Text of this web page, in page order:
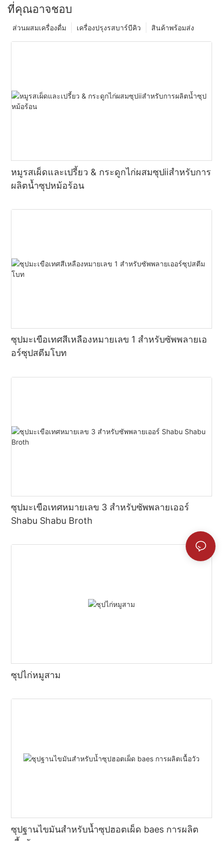
ที่คุณอาจชอบ
สินค้าพร้อมส่ง
เครื่องปรุงรสบาร์บีคิว
ส่วนผสมเครื่องดื่ม
หมูรสเผ็ดและเปรี้ยว & กระดูกไก่ผสมซุปⅱสำหรับการ
ผลิตน้ำซุปหม้อร้อน
ซุปมะเขือเทศสีเหลืองหมายเลข 1 สำหรับซัพพลายเอ
อร์ซุปสตีมโบท
ซุปมะเขือเทศหมายเลข 3 สำหรับซัพพลายเออร์
Shabu Shabu Broth
ซุปไก่หมูสาม
ซุปฐานไขมันสำหรับน้ำซุปฮอตเผ็ด baes การผลิต